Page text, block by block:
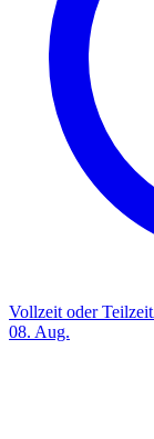
Vollzeit oder Teilzeit
08. Aug.